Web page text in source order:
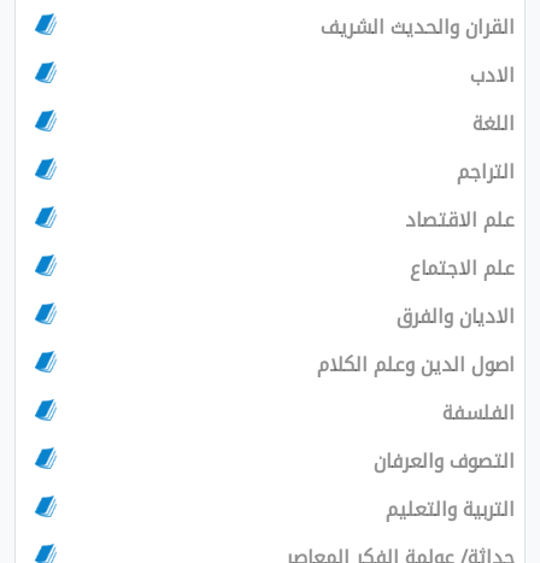
القران والحديث الشريف
الادب
اللغة
التراجم
علم الاقتصاد
علم الاجتماع
الاديان والفرق
اصول الدين وعلم الكلام
الفلسفة
التصوف والعرفان
التربية والتعليم